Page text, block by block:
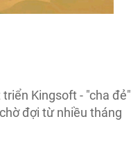
Kingsoft - "cha đẻ"
đợi từ nhiều tháng